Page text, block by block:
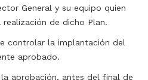
General y su equipo quien
de dicho Plan.
controlar la implantación del
aprobado.
aprobación, antes del final de